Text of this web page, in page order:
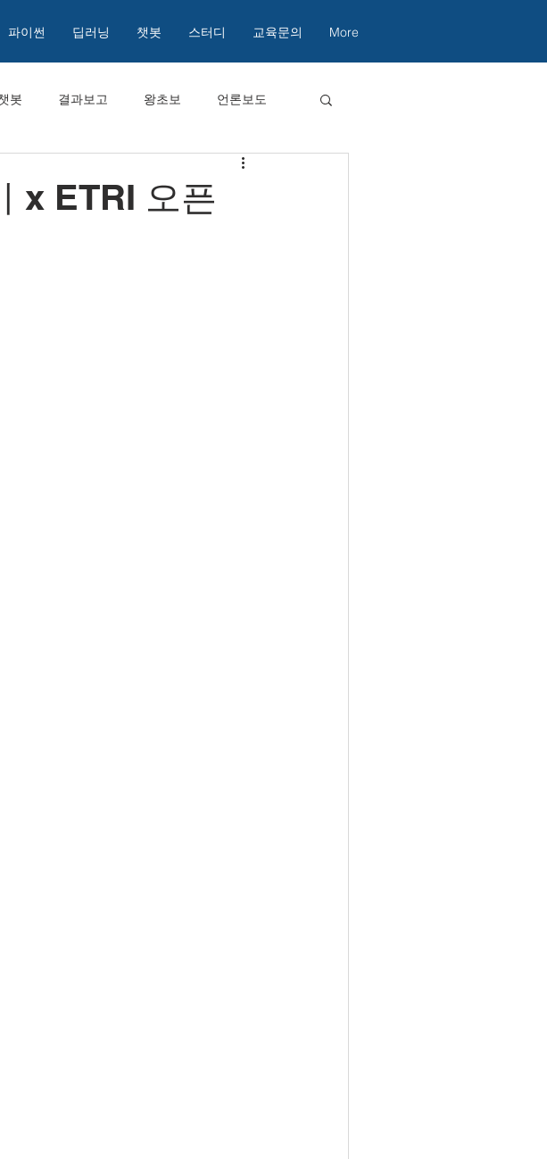
파이썬 딥러닝 챗봇 스터디 교육문의 More
봇 결과보고 왕초보 언론보도
x ETRI 오픈